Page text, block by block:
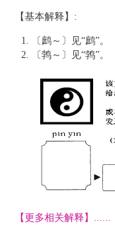
【基本解释】:
〔鹧～〕见“鹧”。
〔鹁～〕见“鹁”。
【更多相关解释】......